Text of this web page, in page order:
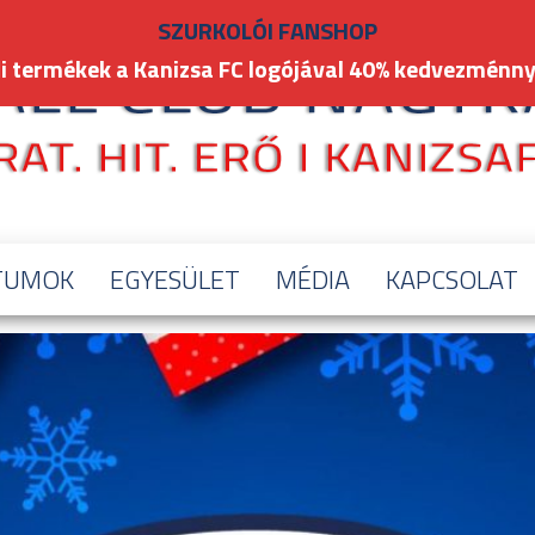
EGYESÜLET MÉDIA KAPCSOLAT
SZURKOLÓI FANSHOP
termékek a Kanizsa FC logójával 40%